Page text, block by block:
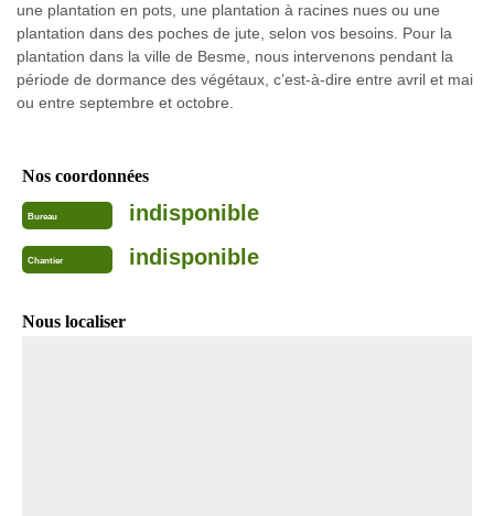
une plantation en pots, une plantation à racines nues ou une
plantation dans des poches de jute, selon vos besoins. Pour la
plantation dans la ville de Besme, nous intervenons pendant la
période de dormance des végétaux, c’est-à-dire entre avril et mai
ou entre septembre et octobre.
Nos coordonnées
Bureau indisponible
Chantier indisponible
Nous localiser